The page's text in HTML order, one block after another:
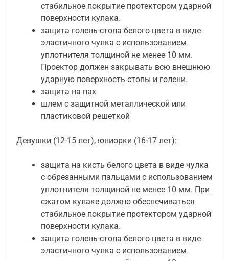
стабильное покрытие протектором ударной
поверхности кулака.
защита голень-стопа белого цвета в виде
эластичного чулка с использованием
уплотнителя толщиной не менее 10 мм.
Проектор должен закрывать всю внешнюю
ударную поверхность стопы и голени.
защита на пах
шлем с защитной металлической или
пластиковой решеткой
Девушки (12-15 лет), юниорки (16-17 лет):
защита на кисть белого цвета в виде чулка
с обрезанными пальцами с использованием
уплотнителя толщиной не менее 10 мм. При
сжатом кулаке должно обеспечиваться
стабильное покрытие протектором ударной
поверхности кулака.
защита голень-стопа белого цвета в виде
эластичного чулка с использованием